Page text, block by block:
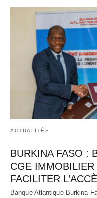
ACTUALITÉS
BURKINA FASO :
CGE IMMOBILIER
FACILITER
Banque Atlantique Burkina